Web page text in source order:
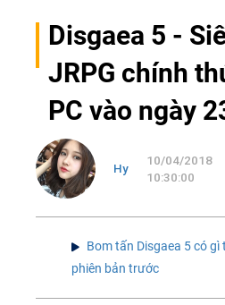
Disgaea 5 -
JRPG chính
PC vào ngày
Hy
10/04/2018
10:30:00
Bom tấn Disgaea 5 có
phiên bản trước